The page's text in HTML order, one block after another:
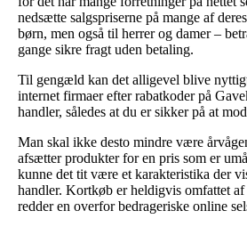
nedsætte salgspriserne på mange af
børn, men også til herrer og damer –
gange sikre fragt uden betaling.
Til gengæld kan det alligevel blive
internet firmaer efter rabatkoder på
handler, således at du er sikker på at
Man skal ikke desto mindre være
afsætter produkter for en pris som er
kunne det tit være et karakteristika der
handler. Kortkøb er heldigvis omfattet
redder en overfor bedrageriske online